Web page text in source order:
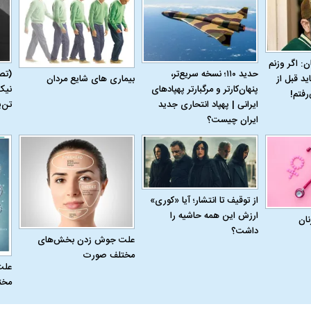
اگر وزنم
قبل از
حدید ۱۱۰؛ نسخه سریع‌تر،
پنهان‌کارتر و مرگبارتر پهپادهای
ایرانی | پهپاد انتحاری جدید
ایران چیست؟
بیماری‌ های شایع مردان
از توقیف تا انتشار؛ آیا «کوری»
ارزش این همه حاشیه را
داشت؟
علت جوش زدن بخش‌های
مختلف صورت
به کویت با
سخنرانی دیده نشده آیت‌الله هاشمی
رفسنجانی درباره پذیرش قطع نامه۵۹۸
ببینید|
دلیل علاقه برخی
چیست؟